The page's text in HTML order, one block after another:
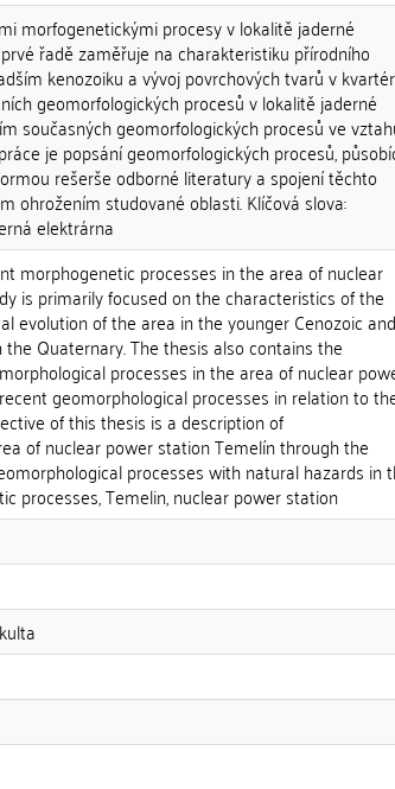
morfogenetickými procesy v lokalitě jaderné
řadě zaměřuje na charakteristiku přírodního
kenozoiku a vývoj povrchových tvarů v
geomorfologických procesů v lokalitě jaderné
současných geomorfologických procesů ve
je popsání geomorfologických procesů,
rešerše odborné literatury a spojení těchto
ohrožením studované oblasti. Klíčová slova:
elektrárna
morphogenetic processes in the area of nuclear
is primarily focused on the characteristics of the
evolution of the area in the younger Cenozoic and
Quaternary. The thesis also contains the
processes in the area of nuclear
geomorphological processes in relation to
of this thesis is a description of
of nuclear power station Temelín through the
processes with natural hazards in
processes, Temelin, nuclear power station